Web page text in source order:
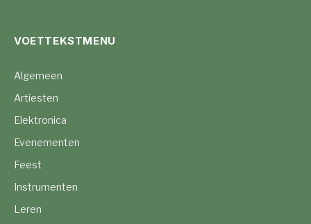
VOETTEKSTMENU
Algemeen
Artiesten
Elektronica
Evenementen
Feest
Instrumenten
Leren